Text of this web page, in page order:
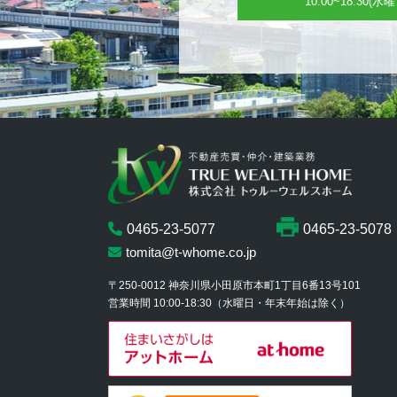
0465-23-5077
0465-23-5078
tomita@t-whome.co.jp
〒250-0012 神奈川県小田原市本町1丁目6番13号101
営業時間 10:00-18:30 （水曜日・年末年始は除く）